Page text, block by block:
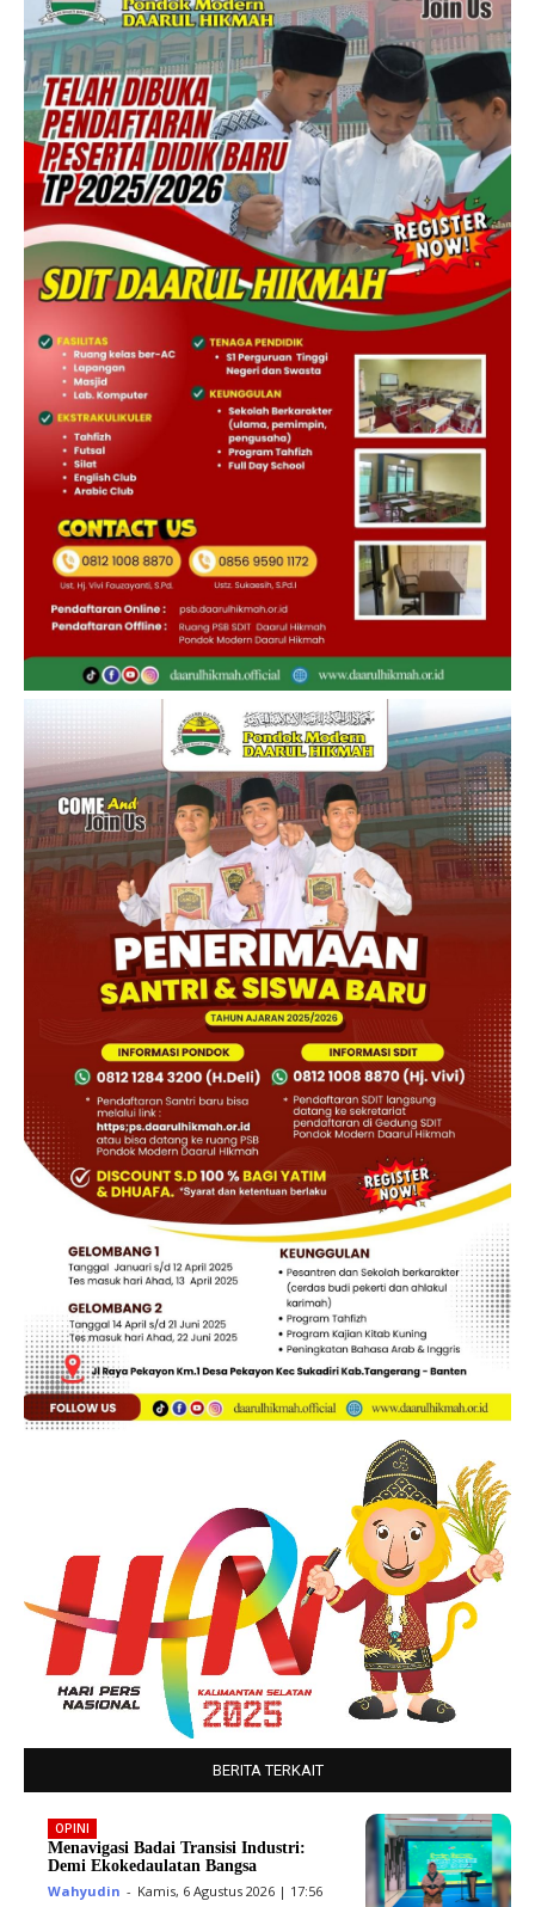
BERITA TERKAIT
OPINI
Menavigasi Badai Transisi Industri:
Demi Ekokedaulatan Bangsa
Wahyudin - Kamis, 6 Agustus 2026 | 17:56